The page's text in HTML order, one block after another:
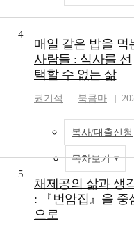
4
매일 같은 밥을 먹
사람들 : 식사를 선
택할 수 없는 삶
권기석 북콤마
복사/대출신청
목차보기
5
채제공의 삶과 생
: 『번암집』을 중
으로